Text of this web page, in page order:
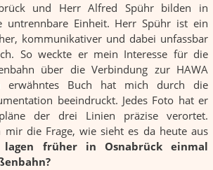
und Herr Alfred Spühr bilden in
untrennbare Einheit. Herr Spühr ist ein
kommunikativer und dabei unfassbar
So weckte er mein Interesse für die
über die Verbindung zur HAWA
erwähntes Buch hat mich durch die
beeindruckt. Jedes Foto hat er
der drei Linien präzise verortet.
mir die Frage, wie sieht es da heute aus
früher in Osnabrück einmal